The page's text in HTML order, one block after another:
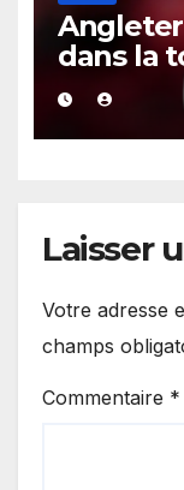
dans la
après
de nuit.
Laisser
Votre adresse
champs
Commentaire *